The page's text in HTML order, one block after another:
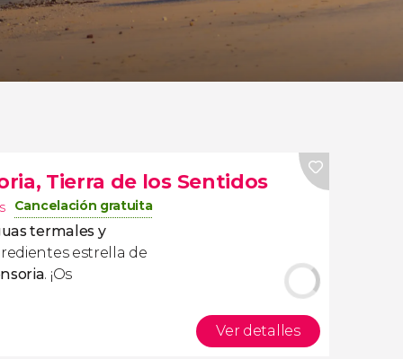
Tierra de los Sentidos
Cancelación gratuita
termales y
estrella de
. ¡Os
Ver detalles